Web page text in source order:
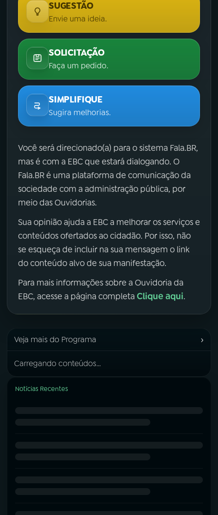
SUGESTÃO
Envie uma ideia.
SOLICITAÇÃO
Faça um pedido.
SIMPLIFIQUE
Sugira melhorias.
Você será direcionado(a) para o sistema Fala.BR,
mas é com a EBC que estará dialogando. O
Fala.BR é uma plataforma de comunicação da
sociedade com a administração pública, por
meio das Ouvidorias.
Sua opinião ajuda a EBC a melhorar os serviços e
conteúdos ofertados ao cidadão. Por isso, não
se esqueça de incluir na sua mensagem o link
do conteúdo alvo de sua manifestação.
Para mais informações sobre a Ouvidoria da
EBC, acesse a página completa Clique aqui.
Veja mais do Programa ›
Carregando conteúdos...
Notícias Recentes